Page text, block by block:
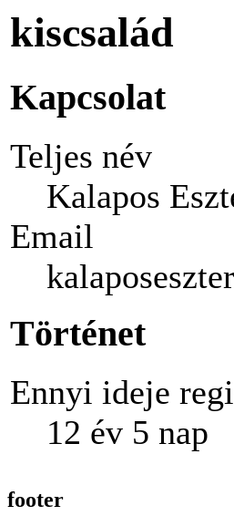
kiscsalád
Kapcsolat
Teljes név
Kalapos
Email
Történet
Ennyi ideje
12 év 5 nap
footer